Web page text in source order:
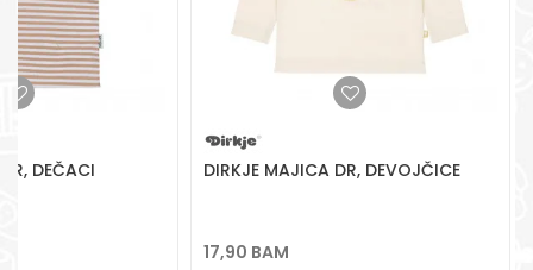
DEČACI DIRKJE MAJICA DR, DEVOJČICE
17,90 BAM